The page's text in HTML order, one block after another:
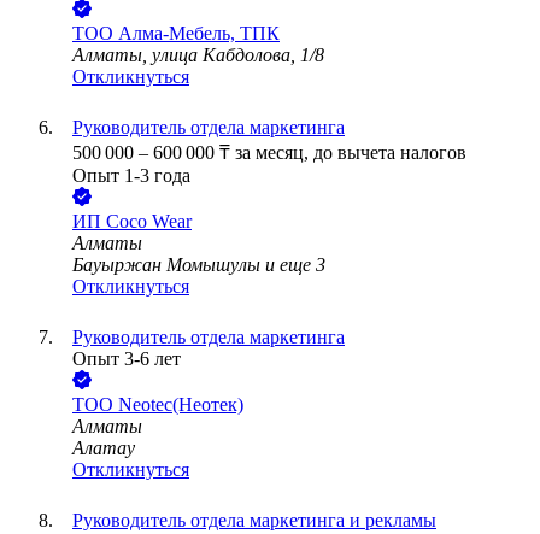
ТОО Алма-Мебель, ТПК
Алматы, улица Кабдолова, 1/8
Откликнуться
Руководитель отдела маркетинга
500 000 – 600 000 ₸ за месяц, до вычета налогов
Опыт 1-3 года
ИП Coco Wear
Алматы
Бауыржан Момышулы и еще 3
Откликнуться
Руководитель отдела маркетинга
Опыт 3-6 лет
ТОО Neotec(Неотек)
Алматы
Алатау
Откликнуться
Руководитель отдела маркетинга и рекламы